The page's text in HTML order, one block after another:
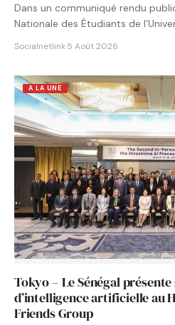
Dans un communiqué rendu
Nationale des Étudiants de
Socialnetlink·5 Août 2026
A LA UNE
Tokyo – Le Sénégal
d’intelligence artificielle au
Friends Group